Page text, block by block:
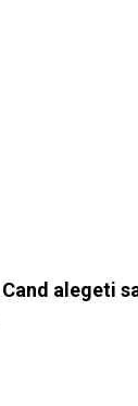
Cand alegeti